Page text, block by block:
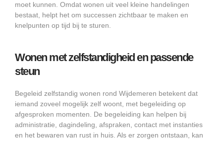
moet kunnen. Omdat wonen uit veel kleine handelingen
bestaat, helpt het om successen zichtbaar te maken en
knelpunten op tijd bij te sturen.
Wonen met zelfstandigheid en passende
steun
Begeleid zelfstandig wonen rond Wijdemeren betekent dat
iemand zoveel mogelijk zelf woont, met begeleiding op
afgesproken momenten. De begeleiding kan helpen bij
administratie, dagindeling, afspraken, contact met instanties
en het bewaren van rust in huis. Als er zorgen ontstaan, kan